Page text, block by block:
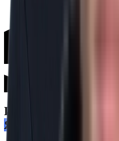
ИНЖЕНЕРНОЕ
ЯДРО